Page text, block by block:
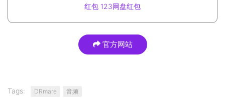
红包 123网盘红包
官方网站
Tags: DRmare 音频